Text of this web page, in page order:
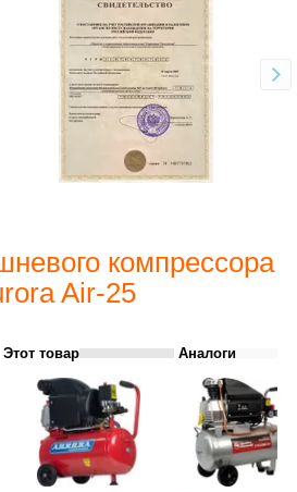
компрессора
Air-25
Этот товар Аналоги